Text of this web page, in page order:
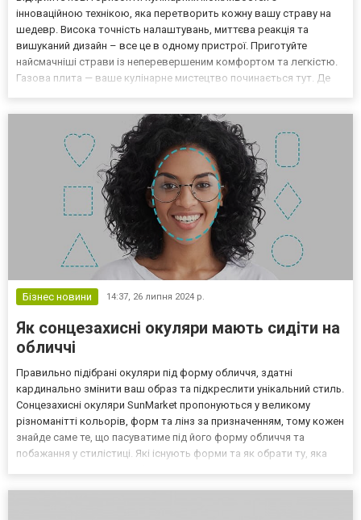
інноваційною технікою, яка перетворить кожну вашу страву на
шедевр. Висока точність налаштувань, миттєва реакція та
вишуканий дизайн – все це в одному пристрої. Приготуйте
найсмачніші страви із неперевершеним комфортом та легкістю.
Газова плита — ваше кулінарне мистецтво починається тут. Де
Бізнес новини 14:37, 26 липня 2024 р.
Як сонцезахисні окуляри мають сидіти на
обличчі
Правильно підібрані окуляри під форму обличчя, здатні
кардинально змінити ваш образ та підкреслити унікальний стиль.
Сонцезахисні окуляри SunMarket пропонуються у великому
різноманітті кольорів, форм та лінз за призначенням, тому кожен
знайде саме те, що пасуватиме під його форму обличчя та
побажання у стилістиці. Які існують форми та як обрати ту, яка